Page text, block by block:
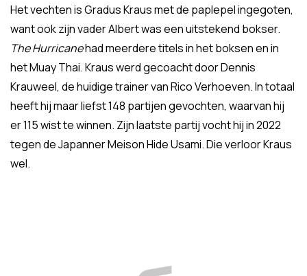
Het vechten is Gradus Kraus met de paplepel ingegoten,
want ook zijn vader Albert was een uitstekend bokser.
The Hurricanehad meerdere titels in het boksen en in
het Muay Thai. Kraus werd gecoacht door Dennis
Krauweel, de huidige trainer van Rico Verhoeven. In totaal
heeft hij maar liefst 148 partijen gevochten, waarvan hij
er 115 wist te winnen. Zijn laatste partij vocht hij in 2022
tegen de Japanner Meison Hide Usami. Die verloor Kraus
wel.